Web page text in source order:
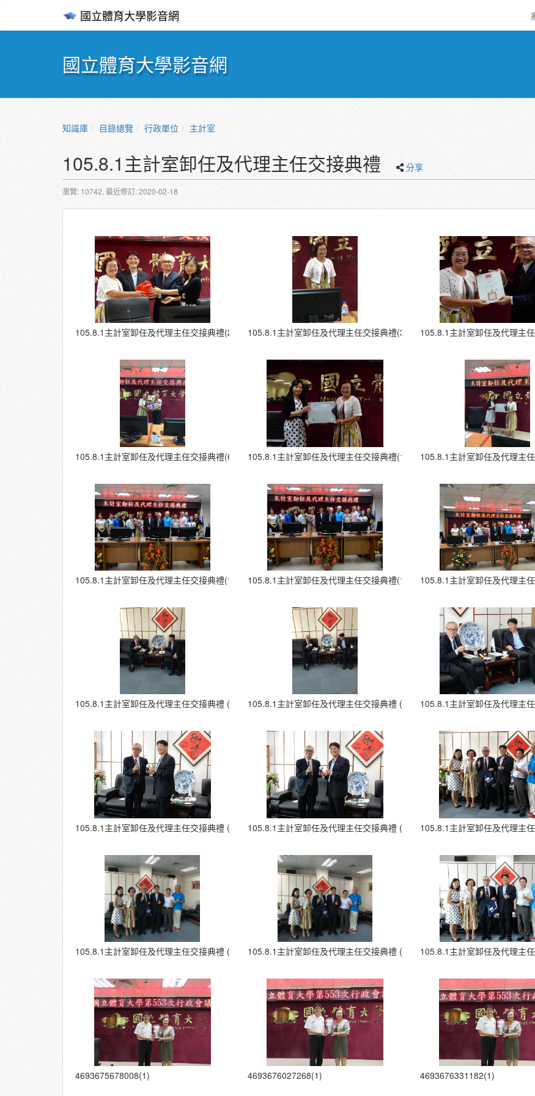
國立體育大學影音網
國立體育大學影音網
知識庫 目錄總覽 行政單位 主計室
105.8.1主計室卸任及代理主任交接典禮 分享
瀏覽: 10742, 最近修訂: 2020-02-18
105.8.1主計室卸任及代理主任交接典禮(2) 105.8.1主計室卸任及代理主任交接典禮(3) 105.8.1主計室卸任及代理主任
105.8.1主計室卸任及代理主任交接典禮(6) 105.8.1主計室卸任及代理主任交接典禮(11) 105.8.1主計室卸任及代理主任
105.8.1主計室卸任及代理主任交接典禮(15) 105.8.1主計室卸任及代理主任交接典禮(16) 105.8.1主計室卸任及代理主任
105.8.1主計室卸任及代理主任交接典禮 (21) 105.8.1主計室卸任及代理主任交接典禮 (22) 105.8.1主計室卸任及代理主任
105.8.1主計室卸任及代理主任交接典禮 (26) 105.8.1主計室卸任及代理主任交接典禮 (27) 105.8.1主計室卸任及代理主任
105.8.1主計室卸任及代理主任交接典禮 (31) 105.8.1主計室卸任及代理主任交接典禮 (32) 105.8.1主計室卸任及代理主任
4693675678008(1) 4693676027268(1) 4693676331182(1)